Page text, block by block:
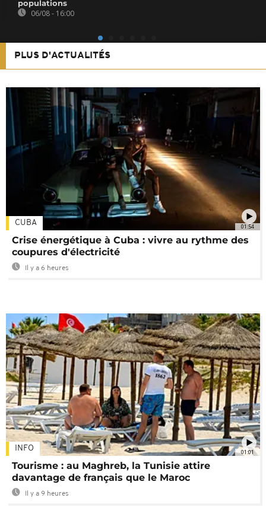
populations
06/08 - 16:00
PLUS D'ACTUALITÉS
01:54
CUBA
Crise énergétique à Cuba : vivre au rythme des
coupures d'électricité
Il y a 6 heures
01:01
INFO
Tourisme : au Maghreb, la Tunisie attire
davantage de français que le Maroc
Il y a 9 heures